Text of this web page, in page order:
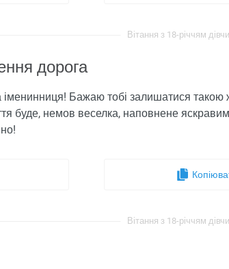
Вітання з 18-річчям
дорога
іменинниця! Бажаю тобі залишатися
буде, немов веселка, наповнене
Вітання з 18-річчям